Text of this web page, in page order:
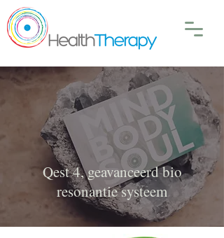
Qest 4, geavanceerd bio
resonantie systeem